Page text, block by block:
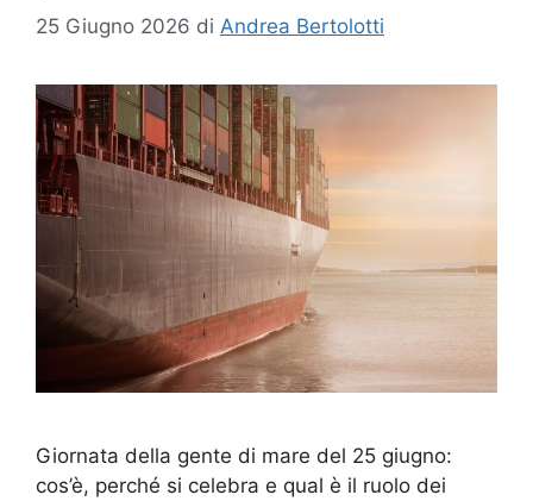
25 Giugno 2026 di Andrea Bertolotti
Giornata della gente di mare del 25 giugno:
cos’è, perché si celebra e qual è il ruolo dei